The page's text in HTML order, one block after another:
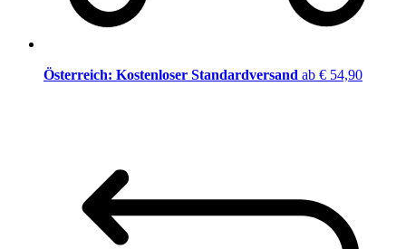
Österreich: Kostenloser Standardversand ab € 54,90